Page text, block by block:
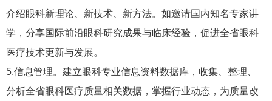
介绍眼科新理论、新技术、新方法。如邀请国内知名专家讲
学，分享国际前沿眼科研究成果与临床经验，促进全省眼科
医疗技术更新与发展。
5.信息管理。建立眼科专业信息资料数据库，收集、整理、
分析全省眼科医疗质量相关数据，掌握行业动态，为质量改